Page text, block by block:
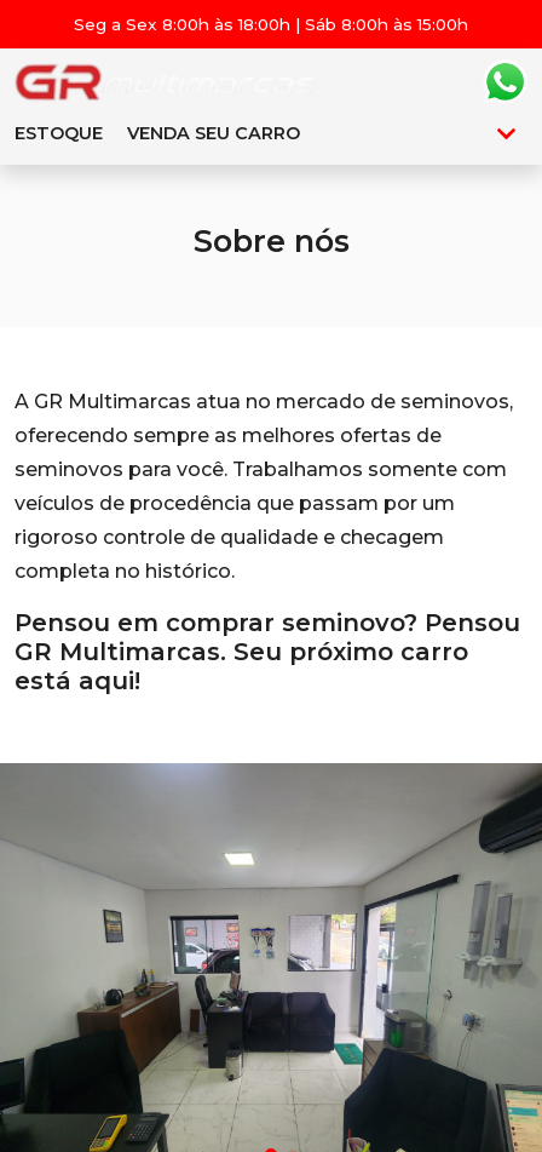
Seg a Sex 8:00h às 18:00h | Sáb 8:00h às 15:00h
ESTOQUE VENDA SEU CARRO
Sobre nós
A GR Multimarcas atua no mercado de seminovos,
oferecendo sempre as melhores ofertas de
seminovos para você. Trabalhamos somente com
veículos de procedência que passam por um
rigoroso controle de qualidade e checagem
completa no histórico.
Pensou em comprar seminovo? Pensou
GR Multimarcas. Seu próximo carro
está aqui!